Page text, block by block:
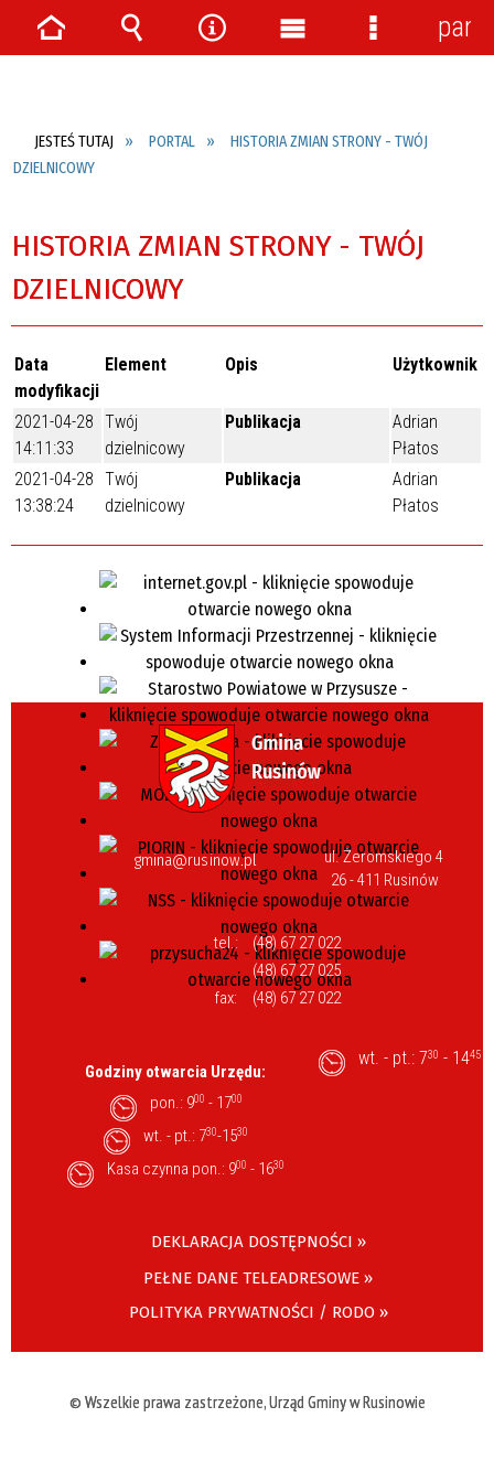
JESTEŚ TUTAJ PORTAL
HISTORIA ZMIAN STRONY - TWÓJ
DZIELNICOWY
HISTORIA ZMIAN STRONY - TWÓJ
DZIELNICOWY
Data
modyfikacji
Element Opis Użytkownik
2021-04-28
14:11:33
Twój
dzielnicowy
Publikacja
Adrian
Płatos
2021-04-28
13:38:24
Twój
dzielnicowy
Publikacja
Adrian
Płatos
gmina@rusinow.pl
ul. Żeromskiego 4
26 - 411 Rusinów
tel.:
(48) 67 27 022
(48) 67 27 025
fax:
(48) 67 27 022
Godziny otwarcia Urzędu:
pon.: 900 - 1700
wt. - pt.: 730-1530
Kasa czynna pon.: 900 - 1630
wt. - pt.: 730 - 1445
DEKLARACJA DOSTĘPNOŚCI »
PEŁNE DANE TELEADRESOWE »
POLITYKA PRYWATNOŚCI / RODO »
© Wszelkie prawa zastrzeżone, Urząd Gminy w Rusinowie
Strona Wyszukiwarka
NarzędziaMenu
Menu
panel